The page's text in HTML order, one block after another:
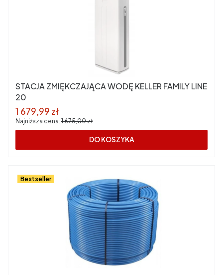
STACJA ZMIĘKCZAJĄCA WODĘ KELLER FAMILY LINE
20
Cena promocyjna
1 679,99 zł
Najniższa cena: 1 675,00 zł
DO KOSZYKA
Bestseller